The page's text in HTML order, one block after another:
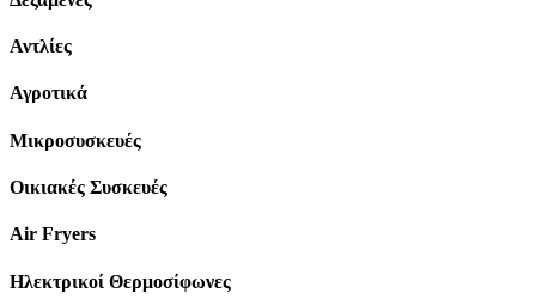
Αντλίες
Αγροτικά
Μικροσυσκευές
Οικιακές Συσκευές
Air Fryers
Ηλεκτρικοί Θερμοσίφωνες